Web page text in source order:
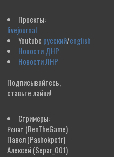
Проекты:
livejournal
Youtube русский/english
Новости ДНР
Новости ЛНР
Подписывайтесь,
ставьте лайки!
Стримеры:
Ренат (RenTheGame)
Павел(Pashokpetr)
Алексей(Separ_001)